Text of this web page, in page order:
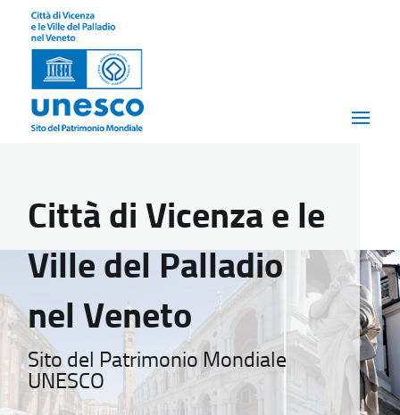
Città di Vicenza e le
Ville del Palladio
nel Veneto
Sito del Patrimonio Mondiale
UNESCO